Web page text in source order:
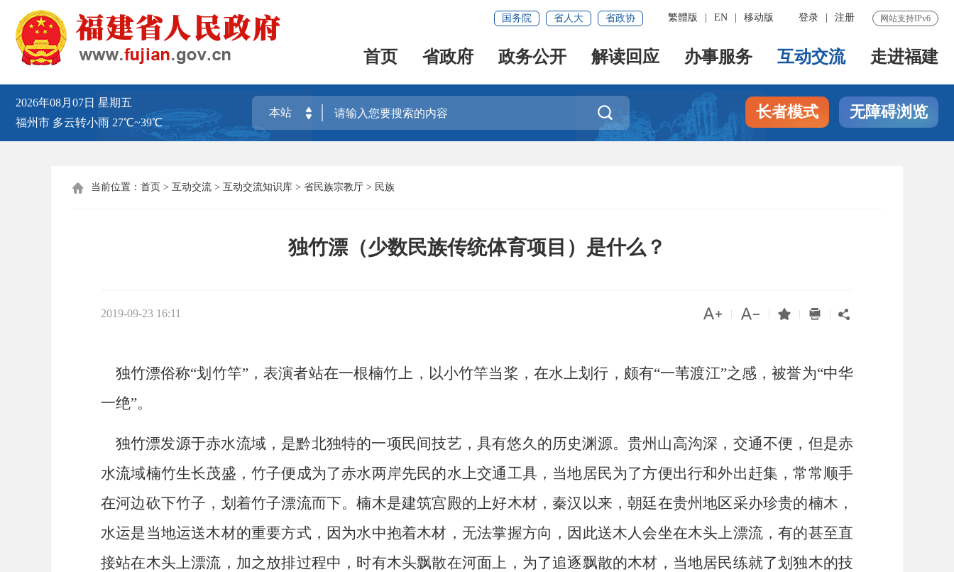
网站支持IPv6
登录 注册
繁體版 EN 移动版
国务院 省人大 省政协
首页 省政府 政务公开 解读回应 办事服务 互动交流 走进福建
2026年08月07日 星期五
福州市 多云转小雨 27℃~39℃
 长者模式 无障碍浏览
 当前位置： 首页 > 互动交流 > 互动交流知识库 > 省民族宗教厅 > 民族
独竹漂（少数民族传统体育项目）是什么？
2019-09-23 16:11     
独竹漂俗称“划竹竿”，表演者站在一根楠竹上，以小竹竿当桨，在水上划行，颇有“一苇渡江”之感，被誉为“中华
一绝”。
独竹漂发源于赤水流域，是黔北独特的一项民间技艺，具有悠久的历史渊源。贵州山高沟深，交通不便，但是赤
水流域楠竹生长茂盛，竹子便成为了赤水两岸先民的水上交通工具，当地居民为了方便出行和外出赶集，常常顺手
在河边砍下竹子，划着竹子漂流而下。楠木是建筑宫殿的上好木材，秦汉以来，朝廷在贵州地区采办珍贵的楠木，
水运是当地运送木材的重要方式，因为水中抱着木材，无法掌握方向，因此送木人会坐在木头上漂流，有的甚至直
接站在木头上漂流，加之放排过程中，时有木头飘散在河面上，为了追逐飘散的木材，当地居民练就了划独木的技